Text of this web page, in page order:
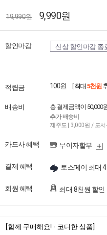
19,990원 9,990원
할인마감 신상 할인마감 종
적립금 100원 [ 최대 5천원
배송비 총 결제금액이 50,000
추가 배송비
제주도 | 3,000원 / 도
카드사 혜택 무이자할부
결제 혜택 토스페이 최대
회원 혜택 최대 8천원 할인
[함께 구매해요! - 코디한 상품]